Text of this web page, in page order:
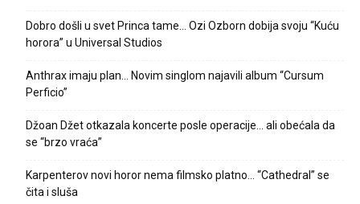
Dobro došli u svet Princa tame… Ozi Ozborn dobija svoju “Kuću
horora” u Universal Studios
Anthrax imaju plan… Novim singlom najavili album “Cursum
Perficio”
Džoan Džet otkazala koncerte posle operacije… ali obećala da
se “brzo vraća”
Karpenterov novi horor nema filmsko platno… “Cathedral” se
čita i sluša